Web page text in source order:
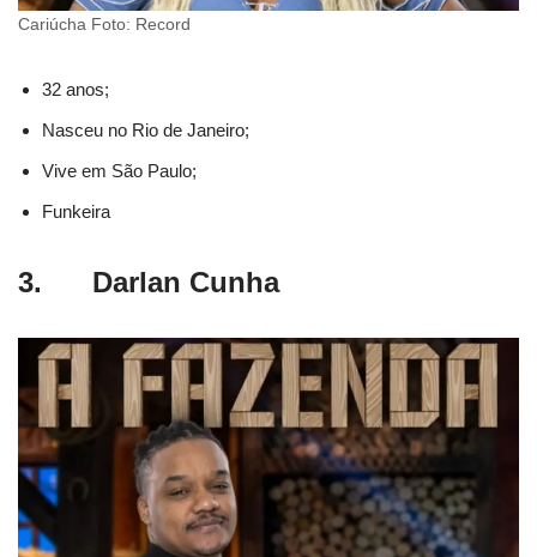
Cariúcha Foto: Record
32 anos;
Nasceu no Rio de Janeiro;
Vive em São Paulo;
Funkeira
3. Darlan Cunha